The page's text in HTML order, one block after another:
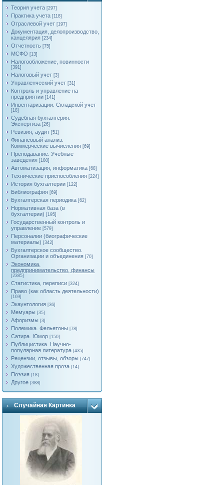
Теория учета [297]
Практика учета [118]
Отраслевой учет [197]
Документация, делопроизводство,
канцелярия [234]
Отчетность [75]
МСФО [13]
Налогообложение, повинности
[391]
Налоговый учет [3]
Управленческий учет [31]
Контроль и управление на
предприятии [141]
Инвентаризации. Складской учет
[18]
Судебная бухгалтерия.
Экспертиза [26]
Ревизия, аудит [51]
Финансовый анализ.
Коммерческие вычисления [69]
Преподавание. Учебные
заведения [180]
Автоматизация, информатика [68]
Технические приспособления [224]
История бухгалтерии [122]
Библиография [69]
Бухгалтерская периодика [62]
Нормативная база (в
бухгалтерии) [195]
Государственный контроль и
управление [579]
Персоналии (биографические
материалы) [342]
Бухгалтерское сообщество.
Организации и объединения [70]
Экономика,
предпринимательство, финансы
[2385]
Статистика, переписи [324]
Право (как область деятельности)
[169]
Экаунтология [36]
Мемуары [35]
Афоризмы [3]
Полемика. Фельетоны [78]
Сатира. Юмор [150]
Публицистика. Научно-
популярная литература [435]
Рецензии, отзывы, обзоры [747]
Художественная проза [14]
Поэзия [18]
Другое [388]
Случайная Картинка